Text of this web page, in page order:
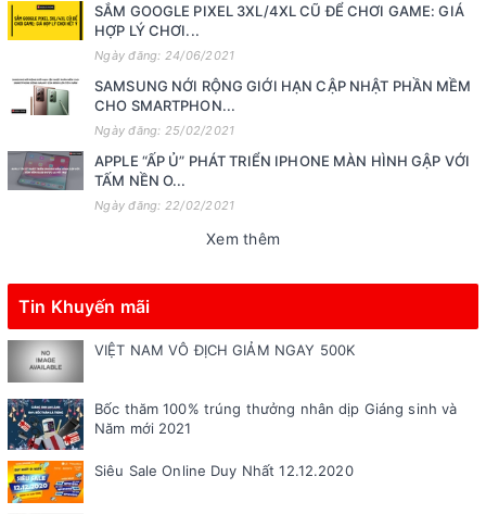
SẮM GOOGLE PIXEL 3XL/4XL CŨ ĐỂ CHƠI GAME: GIÁ
HỢP LÝ CHƠI...
Ngày đăng: 24/06/2021
SAMSUNG NỚI RỘNG GIỚI HẠN CẬP NHẬT PHẦN MỀM
CHO SMARTPHON...
Ngày đăng: 25/02/2021
APPLE “ẤP Ủ” PHÁT TRIỂN IPHONE MÀN HÌNH GẬP VỚI
TẤM NỀN O...
Ngày đăng: 22/02/2021
Xem thêm
Tin Khuyến mãi
VIỆT NAM VÔ ĐỊCH GIẢM NGAY 500K
Bốc thăm 100% trúng thưởng nhân dịp Giáng sinh và
Năm mới 2021
Siêu Sale Online Duy Nhất 12.12.2020